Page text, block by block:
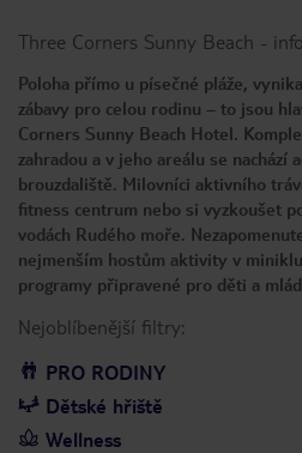
Three Corners Sunny Beach -
Poloha přímo u písečné pláže,
zábavy pro celou rodinu – to jsou
Corners Sunny Beach Hotel.
zahradou a v jeho areálu se nachází
brouzdaliště. Milovníci aktivního
fitness centrum nebo si vyzkoušet
vodách Rudého moře.
nejmenším hostům aktivity v
programy připravené pro děti a
Nejoblíbenější filtry:
PRO RODINY
Dětské hřiště
Wellness